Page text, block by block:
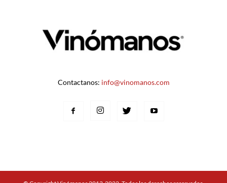
Contactanos: info@vinomanos.com